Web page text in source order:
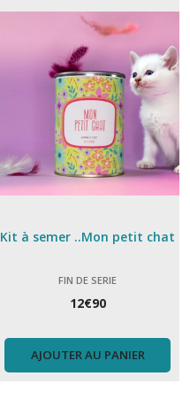
Kit à semer ..Mon petit chat
FIN DE SERIE
12€90
AJOUTER AU PANIER